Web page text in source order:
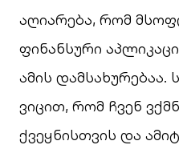
აღიარება, რომ
ფინანსური
ამის
ვიცით, რომ ჩვენ
ქვეყნისთვის და